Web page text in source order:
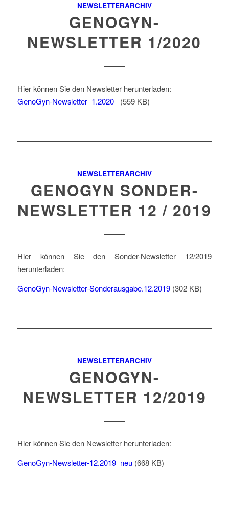
NEWSLETTERARCHIV
GENOGYN-
NEWSLETTER 1/2020
Hier können Sie den Newsletter herunterladen:
GenoGyn-Newsletter_1.2020
(559 KB)
NEWSLETTERARCHIV
GENOGYN SONDER-
NEWSLETTER 12 / 2019
Hier können Sie den Sonder-Newsletter 12/2019
herunterladen:
GenoGyn-Newsletter-Sonderausgabe.12.2019(302 KB)
NEWSLETTERARCHIV
GENOGYN-
NEWSLETTER 12/2019
Hier können Sie den Newsletter herunterladen:
GenoGyn-Newsletter-12.2019_neu(668 KB)